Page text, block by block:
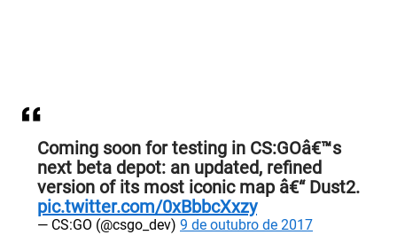
Coming soon for testing in CS:GOâ€™s
next beta depot: an updated, refined
version of its most iconic map â€“ Dust2.
pic.twitter.com/0xBbbcXxzy
— CS:GO (@csgo_dev) 9 de outubro de 2017